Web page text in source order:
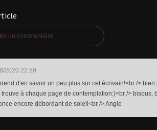
un commentaire
2020 22:59
d'en savoir un peu plus sur cet écrivain!<br />
à chaque page de contemplation:)<br /> bisous,
encore débordant de soleil<br /> Angie